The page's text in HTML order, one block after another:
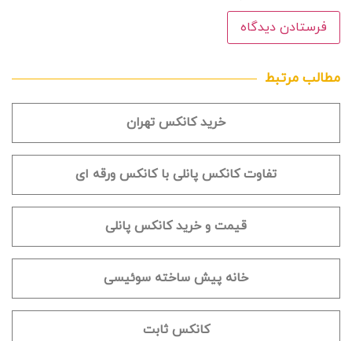
مطالب مرتبط
خرید کانکس تهران
تفاوت کانکس پانلی با کانکس ورقه ای
قیمت و خرید کانکس پانلی
خانه پیش ساخته سوئیسی
کانکس ثابت